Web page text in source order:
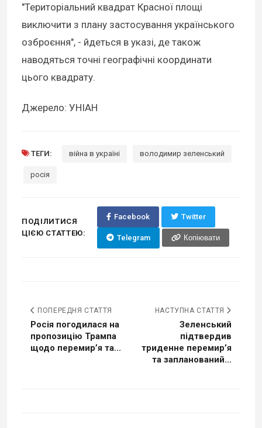
"Територіальний квадрат Красної площі
виключити з плану застосування українського
озброєння", - йдеться в указі, де також
наводяться точні географічні координати
цього квадрату.
Джерело: УНІАН
ТЕГИ: війна в україні володимир зеленський
росія
ПОДІЛИТИСЯ
ЦІЄЮ СТАТТЕЮ:
Facebook Twitter
Telegram Копіювати
ПОПЕРЕДНЯ СТАТТЯ
Росія погодилася на
пропозицію Трампа
щодо перемир’я та...
НАСТУПНА СТАТТЯ
Зеленський
підтвердив
триденне перемир’я
та запланований...